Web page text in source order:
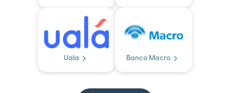
Uala Banco Macro